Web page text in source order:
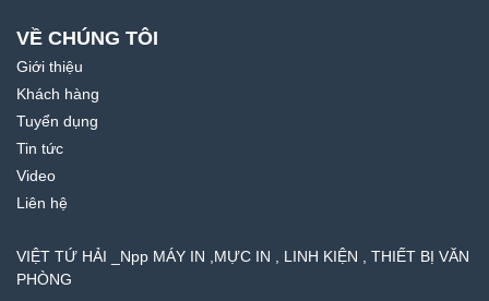
VỀ CHÚNG TÔI
Giới thiệu
Khách hàng
Tuyển dụng
Tin tức
Video
Liên hệ
VIỆT TỨ HẢI _Npp MÁY IN ,MỰC IN , LINH KIỆN , THIẾT BỊ VĂN
PHÒNG